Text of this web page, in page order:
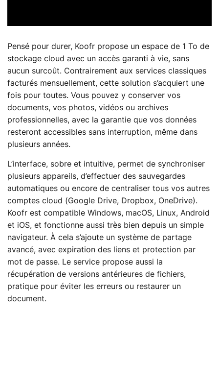
Pensé pour durer, Koofr propose un espace de 1 To de
stockage cloud avec un accès garanti à vie, sans
aucun surcoût. Contrairement aux services classiques
facturés mensuellement, cette solution s’acquiert une
fois pour toutes. Vous pouvez y conserver vos
documents, vos photos, vidéos ou archives
professionnelles, avec la garantie que vos données
resteront accessibles sans interruption, même dans
plusieurs années.
L’interface, sobre et intuitive, permet de synchroniser
plusieurs appareils, d’effectuer des sauvegardes
automatiques ou encore de centraliser tous vos autres
comptes cloud (Google Drive, Dropbox, OneDrive).
Koofr est compatible Windows, macOS, Linux, Android
et iOS, et fonctionne aussi très bien depuis un simple
navigateur. À cela s’ajoute un système de partage
avancé, avec expiration des liens et protection par
mot de passe. Le service propose aussi la
récupération de versions antérieures de fichiers,
pratique pour éviter les erreurs ou restaurer un
document.